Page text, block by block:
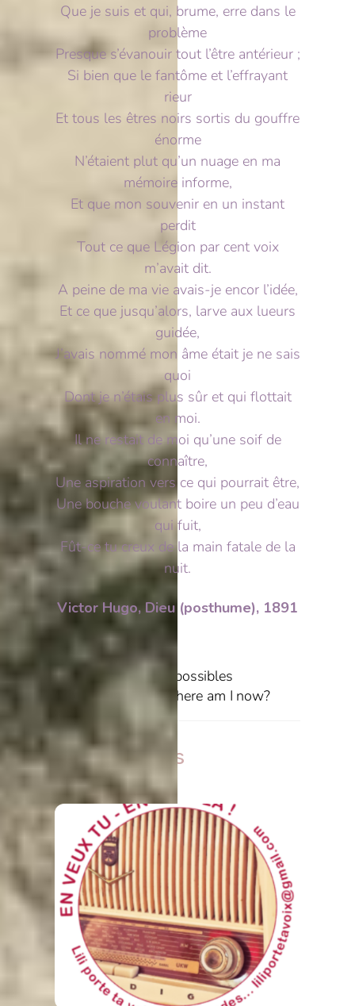
Que je suis et qui, brume, erre dans le
problème
Presque s’évanouir tout l’être antérieur ;
Si bien que le fantôme et l’effrayant
rieur
Et tous les êtres noirs sortis du gouffre
énorme
N’étaient plut qu’un nuage en ma
mémoire informe,
Et que mon souvenir en un instant
perdit
Tout ce que Légion par cent voix
m’avait dit.
A peine de ma vie avais-je encor l’idée,
Et ce que jusqu’alors, larve aux lueurs
guidée,
J’avais nommé mon âme était je ne sais
quoi
Dont je n’étais plus sûr et qui flottait
en moi.
Il ne restait de moi qu’une soif de
connaître,
Une aspiration vers ce qui pourrait être,
Une bouche voulant boire un peu d’eau
qui fuit,
Fût-ce tu creux de la main fatale de la
nuit.
Victor Hugo, Dieu (posthume), 1891
Le champ des possibles
Where am I now?
Related Posts